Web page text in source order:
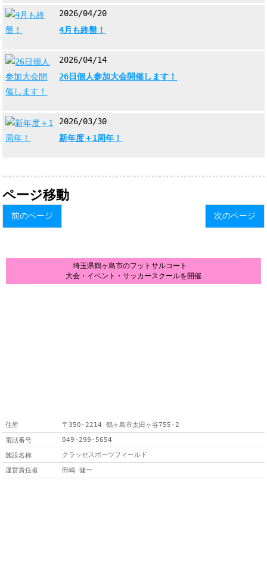
2026/04/20
4月も終盤！
2026/04/14
26日個人参加大会開催します！
2026/03/30
新年度＋1周年！
ページ移動
前のページ 次のページ
埼玉県鶴ヶ島市のフットサルコート
大会・イベント・サッカースクールを開催
住所
〒350-2214 鶴ヶ島市太田ヶ谷755-2
電話番号
049-299-5654
施設名称
クラッセスポーツフィールド
運営責任者
田嶋 健一